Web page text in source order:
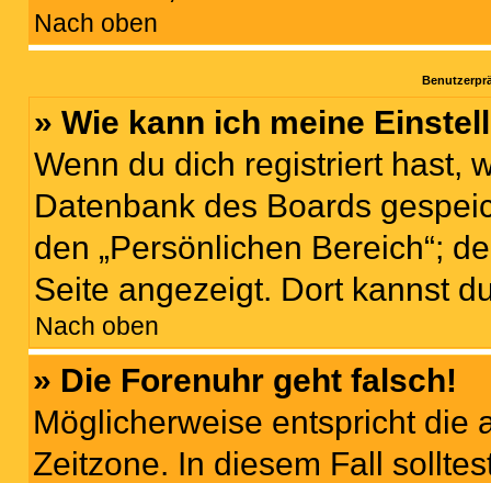
Nach oben
» Wie kann ich meine
Wenn du dich registriert hast,
Datenbank des Boards
den „Persönlichen Bereich“;
Seite angezeigt. Dort kannst
Nach oben
» Die Forenuhr geht falsch!
Möglicherweise entspricht die
Zeitzone. In diesem Fall